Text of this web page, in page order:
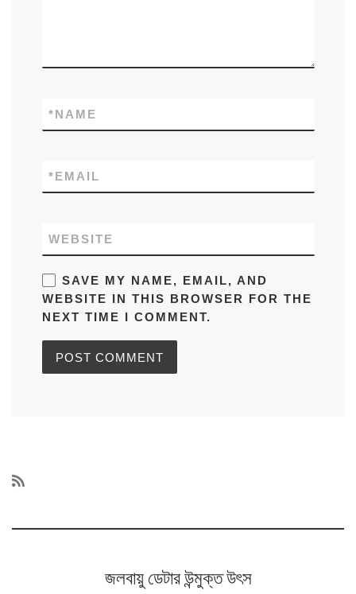
NAME
*
EMAIL
*
WEBSITE
SAVE MY NAME, EMAIL, AND
WEBSITE IN THIS BROWSER FOR THE
NEXT TIME I COMMENT.
জলবায়ু ডেটার উন্মুক্ত উৎস